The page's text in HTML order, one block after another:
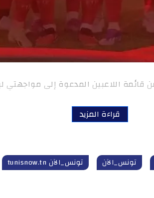
اللاعبين المدعوة إلى مواجهتي
قراءة المزيد
تونس_الآن تونس_الآن tunisnow.tn